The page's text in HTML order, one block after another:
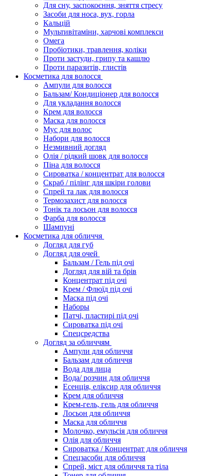
Для сну, заспокоєння, зняття стресу
Засоби для носа, вух, горла
Кальцій
Мультивітаміни, харчові комплекси
Омега
Пробіотики, травлення, коліки
Проти застуди, грипу та кашлю
Проти паразитів, глистів
Косметика для волосся
Ампули для волосся
Бальзам/ Кондиціонер для волосся
Для укладання волосся
Крем для волосся
Маска для волосся
Мус для волос
Набори для волосся
Незмивний догляд
Олія / рідкий шовк для волосся
Піна для волосся
Сироватка / концентрат для волосся
Скраб / пілінг для шкіри голови
Спрей та лак для волосся
Термозахист для волосся
Тонік та лосьон для волосся
Фарба для волосся
Шампуні
Косметика для обличчя
Догляд для губ
Догляд для очей
Бальзам / Гель під очі
Догляд для вій та брів
Концентрат під очі
Крем / Флюїд під очі
Маска під очі
Наборы
Патчі, пластирі під очі
Сироватка під очі
Спецсредства
Догляд за обличчям
Ампули для обличчя
Бальзам для обличчя
Вода для лица
Вода/ розчин для обличчя
Есенція, еліксир для обличчя
Крем для обличчя
Крем-гель, гель для обличчя
Лосьон для обличчя
Маска для обличчя
Молочко, емульсія для обличчя
Олія для обличчя
Сироватка / Концентрат для обличчя
Спецзасоби для обличчя
Спрей, міст для обличчя та тіла